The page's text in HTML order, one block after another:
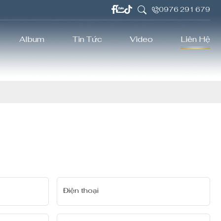
0976 291 679
Album Tin Tức Video Liên Hệ
Điện thoại